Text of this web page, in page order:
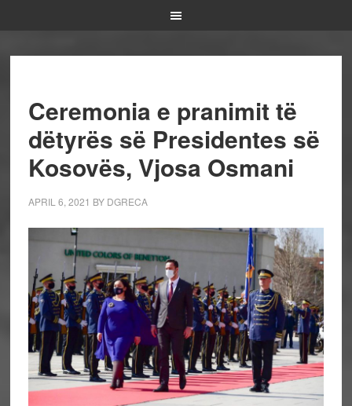
Ceremonia e pranimit të
dëtyrës së Presidentes së
Kosovës, Vjosa Osmani
APRIL 6, 2021 BY DGRECA